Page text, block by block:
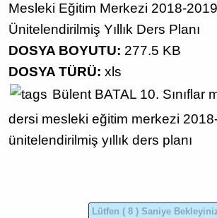
Mesleki Eğitim Merkezi 2018-2019
Ünitelendirilmiş Yıllık Ders Planı
DOSYA BOYUTU: 277.5 KB
DOSYA TÜRÜ: xls
Bülent BATAL 10. Sınıflar
dersi mesleki eğitim merkezi
ünitelendirilmiş yıllık ders planı